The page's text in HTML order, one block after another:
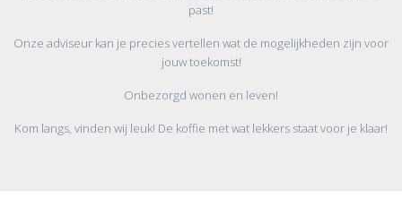
past!
Onze adviseur kan je precies vertellen wat de mogelijkheden zijn voor
jouw toekomst!
Onbezorgd wonen en leven!
Kom langs, vinden wij leuk! De koffie met wat lekkers staat voor je klaar!